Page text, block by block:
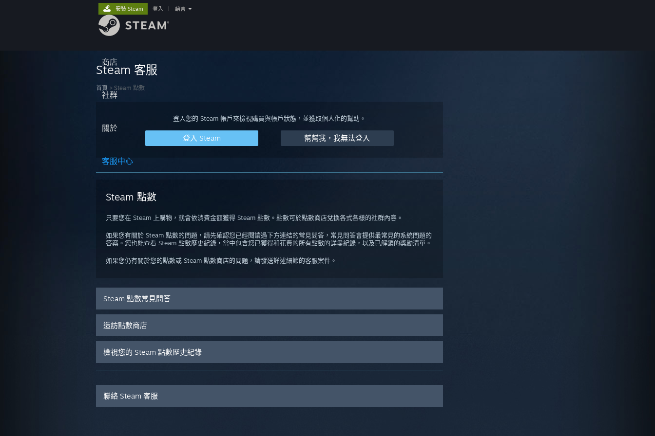
商店
社群
關於
客服中心
安裝 Steam 登入 語言
Steam 客服
首頁 > Steam 點數
登入您的 Steam 帳戶來檢視購買與帳戶狀態，並獲取個人化的幫助。
登入 Steam 幫幫我，我無法登入
Steam 點數
只要您在 Steam 上購物，就會依消費金額獲得 Steam 點數。點數可於點數商店兌換各式各樣的社群內容。
如果您有關於 Steam 點數的問題，請先確認您已經閱讀過下方連結的常見問答，常見問答會提供最常見的系統問題的
答案。您也能查看 Steam 點數歷史紀錄，當中包含您已獲得和花費的所有點數的詳盡紀錄，以及已解鎖的獎勵清單。
如果您仍有關於您的點數或 Steam 點數商店的問題，請發送詳述細節的客服案件。
Steam 點數常見問答
造訪點數商店
檢視您的 Steam 點數歷史紀錄
聯絡 Steam 客服